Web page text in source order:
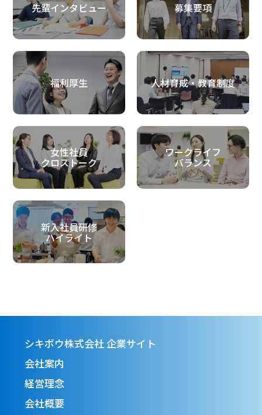
先輩インタビュー 募集要項
福利厚生 人材育成・教育制度
女性社員
クロストーク
ワークライフ
バランス
新入社員研修
ハイライト
シキボウ株式会社 企業サイト
会社案内
経営理念
会社概要